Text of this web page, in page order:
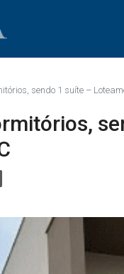
sendo 1 suíte –